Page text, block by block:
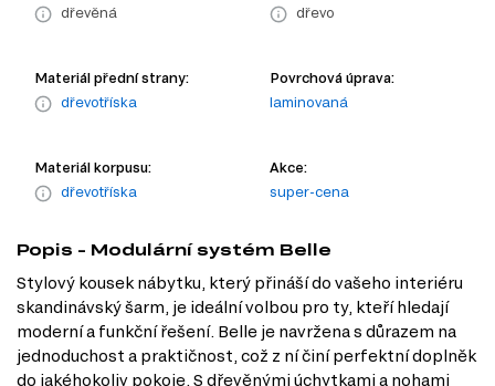
dřevěná
dřevo
Materiál přední strany:
dřevotříska
Povrchová úprava:
laminovaná
Materiál korpusu:
dřevotříska
Akce:
super-cena
Popis - Modulární systém Belle
Stylový kousek nábytku, který přináší do vašeho interiéru
skandinávský šarm, je ideální volbou pro ty, kteří hledají
moderní a funkční řešení. Belle je navržena s důrazem na
jednoduchost a praktičnost, což z ní činí perfektní doplněk
do jakéhokoliv pokoje. S dřevěnými úchytkami a nohami